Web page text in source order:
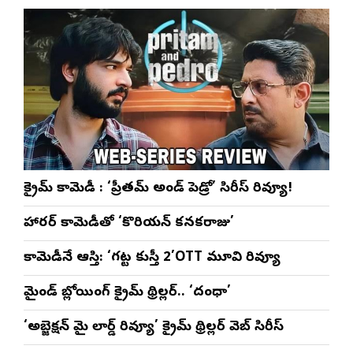
క్రైమ్ కామెడీ : ‘ప్రీతమ్ అండ్ పెడ్రో’ సిరీస్ రివ్యూ!
హారర్ కామెడీతో ‘కొరియన్ కనకరాజు’
కామెడీనే ఆస్తి: ‘గట్ట కుస్తీ 2’OTT మూవి రివ్యూ
మైండ్ బ్లోయింగ్ క్రైమ్ థ్రిల్లర్.. ‘దంధా’
‘అబ్జెక్ష‌న్ మై లార్డ్ రివ్యూ’ క్రైమ్ థ్రిల్ల‌ర్ వెబ్ సిరీస్